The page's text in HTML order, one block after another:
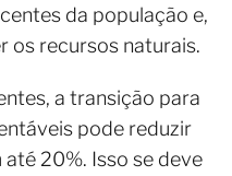
da população e,
os recursos naturais.
a transição para
pode reduzir
20%. Isso se deve